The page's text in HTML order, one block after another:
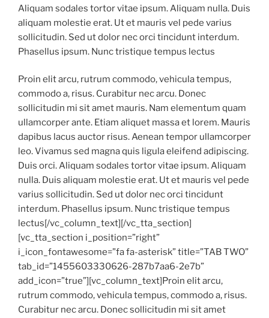
Aliquam sodales tortor vitae ipsum. Aliquam nulla. Duis
aliquam molestie erat. Ut et mauris vel pede varius
sollicitudin. Sed ut dolor nec orci tincidunt interdum.
Phasellus ipsum. Nunc tristique tempus lectus
Proin elit arcu, rutrum commodo, vehicula tempus,
commodo a, risus. Curabitur nec arcu. Donec
sollicitudin mi sit amet mauris. Nam elementum quam
ullamcorper ante. Etiam aliquet massa et lorem. Mauris
dapibus lacus auctor risus. Aenean tempor ullamcorper
leo. Vivamus sed magna quis ligula eleifend adipiscing.
Duis orci. Aliquam sodales tortor vitae ipsum. Aliquam
nulla. Duis aliquam molestie erat. Ut et mauris vel pede
varius sollicitudin. Sed ut dolor nec orci tincidunt
interdum. Phasellus ipsum. Nunc tristique tempus
lectus[/vc_column_text][/vc_tta_section]
[vc_tta_section i_position=”right”
i_icon_fontawesome=”fa fa-asterisk” title=”TAB TWO”
tab_id=”1455603330626-287b7aa6-2e7b”
add_icon=”true”][vc_column_text]Proin elit arcu,
rutrum commodo, vehicula tempus, commodo a, risus.
Curabitur nec arcu. Donec sollicitudin mi sit amet